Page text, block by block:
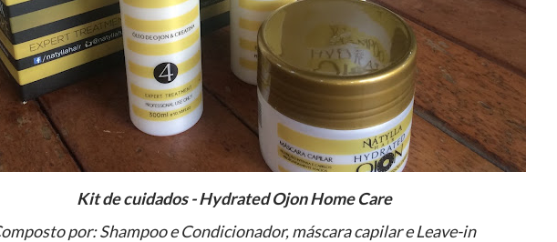
Kit de cuidados - Hydrated Ojon Home Care
Composto por: Shampoo e Condicionador, máscara capilar e Leave-in